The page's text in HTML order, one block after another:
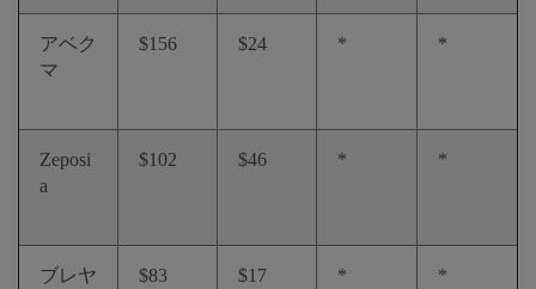
アベク
マ
$156 $24 * *
Zeposi
a
$102 $46 * *
ブレヤ
$83 $17 * *